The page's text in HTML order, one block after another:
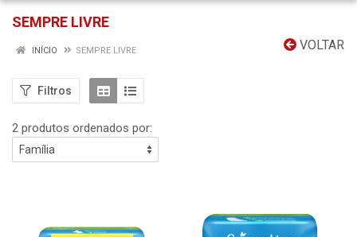
SEMPRE LIVRE
VOLTAR
INÍCIO SEMPRE LIVRE
Filtros
2 produtos ordenados por: